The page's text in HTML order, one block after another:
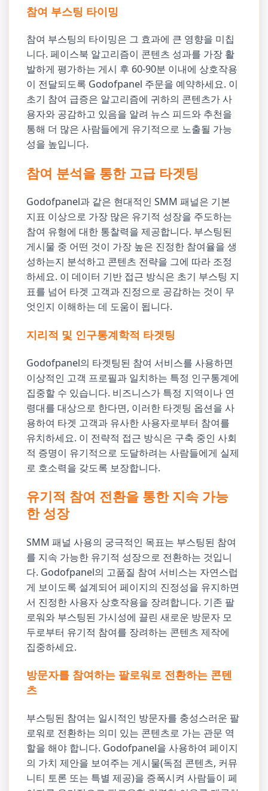
참여 부스팅 타이밍
참여 부스팅의 타이밍은 그 효과에 큰 영향을 미칩
니다. 페이스북 알고리즘이 콘텐츠 성과를 가장 활
발하게 평가하는 게시 후 60-90분 이내에 상호작용
이 전달되도록 Godofpanel 주문을 예약하세요. 이
초기 참여 급증은 알고리즘에 귀하의 콘텐츠가 사
용자와 공감하고 있음을 알려 뉴스 피드와 추천을
통해 더 많은 사람들에게 유기적으로 노출될 가능
성을 높입니다.
참여 분석을 통한 고급 타겟팅
Godofpanel과 같은 현대적인 SMM 패널은 기본
지표 이상으로 가장 많은 유기적 성장을 주도하는
참여 유형에 대한 통찰력을 제공합니다. 부스팅된
게시물 중 어떤 것이 가장 높은 진정한 참여율을 생
성하는지 분석하고 콘텐츠 전략을 그에 따라 조정
하세요. 이 데이터 기반 접근 방식은 초기 부스팅 지
표를 넘어 타겟 고객과 진정으로 공감하는 것이 무
엇인지 이해하는 데 도움이 됩니다.
지리적 및 인구통계학적 타겟팅
Godofpanel의 타겟팅된 참여 서비스를 사용하면
이상적인 고객 프로필과 일치하는 특정 인구통계에
집중할 수 있습니다. 비즈니스가 특정 지역이나 연
령대를 대상으로 한다면, 이러한 타겟팅 옵션을 사
용하여 타겟 고객과 유사한 사용자로부터 참여를
유치하세요. 이 전략적 접근 방식은 구축 중인 사회
적 증명이 유기적으로 도달하려는 사람들에게 실제
로 호소력을 갖도록 보장합니다.
유기적 참여 전환을 통한 지속 가능
한 성장
SMM 패널 사용의 궁극적인 목표는 부스팅된 참여
를 지속 가능한 유기적 성장으로 전환하는 것입니
다. Godofpanel의 고품질 참여 서비스는 자연스럽
게 보이도록 설계되어 페이지의 진정성을 유지하면
서 진정한 사용자 상호작용을 장려합니다. 기존 팔
로워와 부스팅된 가시성에 끌린 새로운 방문자 모
두로부터 유기적 참여를 장려하는 콘텐츠 제작에
집중하세요.
방문자를 참여하는 팔로워로 전환하는 콘텐
츠
부스팅된 참여는 일시적인 방문자를 충성스러운 팔
로워로 전환하는 의미 있는 콘텐츠로 가는 관문 역
할을 해야 합니다. Godofpanel을 사용하여 페이지
의 가치 제안을 보여주는 게시물(독점 콘텐츠, 커뮤
니티 토론 또는 특별 제공)을 증폭시켜 사람들이 페